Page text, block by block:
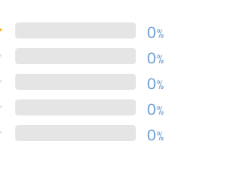
0%
0%
0%
0%
0%